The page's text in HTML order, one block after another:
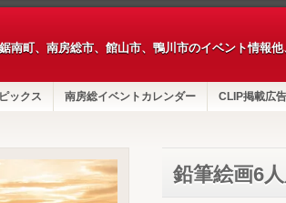
鋸南町、南房総市、館山市、鴨川市のイベント情報
ックス 南房総イベントカレンダー CLIP掲載広告
鉛筆絵画6